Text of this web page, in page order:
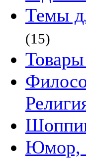
Темы
(15)
Юмор,